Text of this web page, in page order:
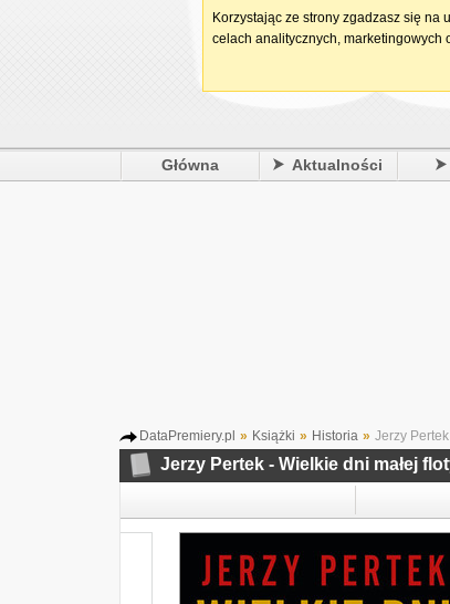
Główna Aktualności
DataPremiery.pl » Książki » Historia » Jerzy
Jerzy Pertek - Wielkie dni małej
Korzystając ze strony zgadzasz się
celach analitycznych, marketingowych